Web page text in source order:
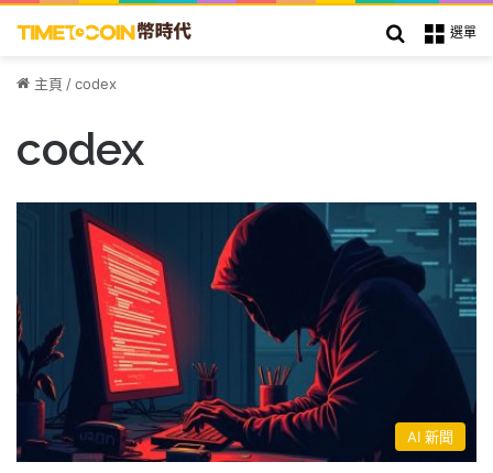
選單
搜索
主頁 /codex
codex
AI 新聞